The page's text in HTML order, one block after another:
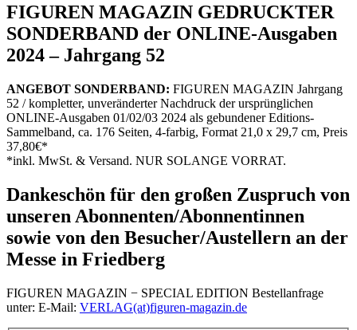
FIGUREN MAGAZIN GEDRUCKTER
SONDERBAND der ONLINE-Ausgaben
2024 – Jahrgang 52
ANGEBOT SONDERBAND: FIGUREN MAGAZIN Jahrgang
52 / kompletter, unveränderter Nachdruck der ursprünglichen
ONLINE-Ausgaben 01/02/03 2024 als gebundener Editions-
Sammelband, ca. 176 Seiten, 4-farbig, Format 21,0 x 29,7 cm, Preis
37,80€*
*inkl. MwSt. & Versand. NUR SOLANGE VORRAT.
Dankeschön für den großen Zuspruch von
unseren Abonnenten/Abonnentinnen
sowie von den Besucher/Austellern an der
Messe in Friedberg
FIGUREN MAGAZIN − SPECIAL EDITION Bestellanfrage
unter: E-Mail: VERLAG(at)figuren-magazin.de